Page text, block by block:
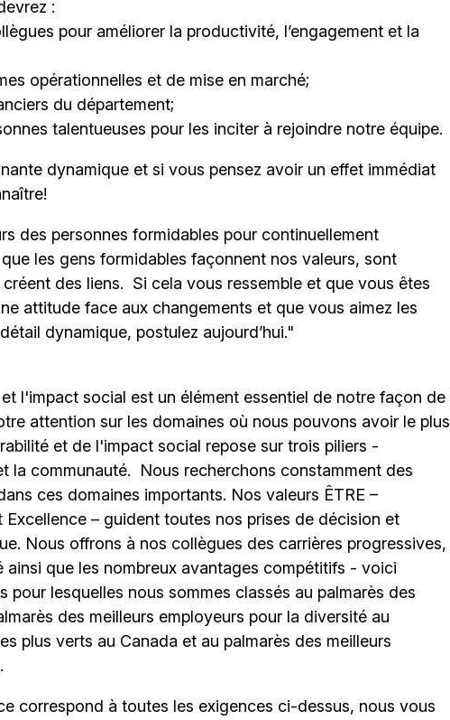
:
pour améliorer la productivité, l’engagement et la
opérationnelles et de mise en marché;
du département;
talentueuses pour les inciter à rejoindre notre équipe.
dynamique et si vous pensez avoir un effet immédiat
des personnes formidables pour continuellement
les gens formidables façonnent nos valeurs, sont
des liens. Si cela vous ressemble et que vous êtes
attitude face aux changements et que vous aimez les
dynamique, postulez aujourd’hui."
l'impact social est un élément essentiel de notre façon de
attention sur les domaines où nous pouvons avoir le plus
et de l'impact social repose sur trois piliers -
la communauté.
Nous recherchons constamment des
ces domaines importants. Nos valeurs ÊTRE –
– guident toutes nos prises de décision et
Nous offrons à nos collègues des carrières progressives,
que les nombreux avantages compétitifs - voici
pour lesquelles nous sommes classés au palmarès des
des meilleurs employeurs pour la diversité au
plus verts au Canada et au palmarès des meilleurs
correspond à toutes les exigences ci-dessus, nous vous